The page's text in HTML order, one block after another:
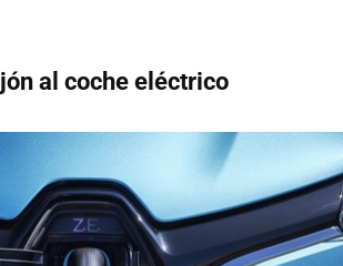
al coche eléctrico